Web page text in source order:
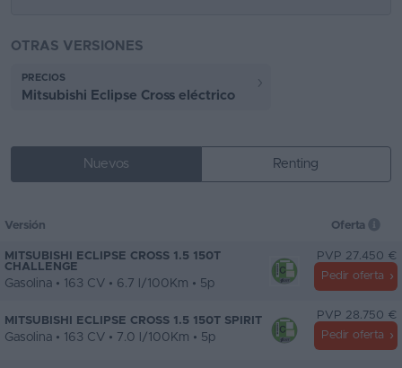
OTRAS VERSIONES
PRECIOS
Mitsubishi Eclipse Cross eléctrico
Nuevos Renting
Versión Oferta
MITSUBISHI ECLIPSE CROSS 1.5 150T
CHALLENGE
Gasolina • 163 CV • 6.7 l/100Km • 5p
PVP 27.450 €
Pedir oferta
MITSUBISHI ECLIPSE CROSS 1.5 150T SPIRIT
Gasolina • 163 CV • 7.0 l/100Km • 5p
PVP 28.750 €
Pedir oferta